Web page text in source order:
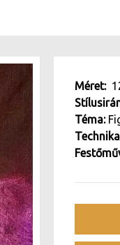
Méret:
Téma: